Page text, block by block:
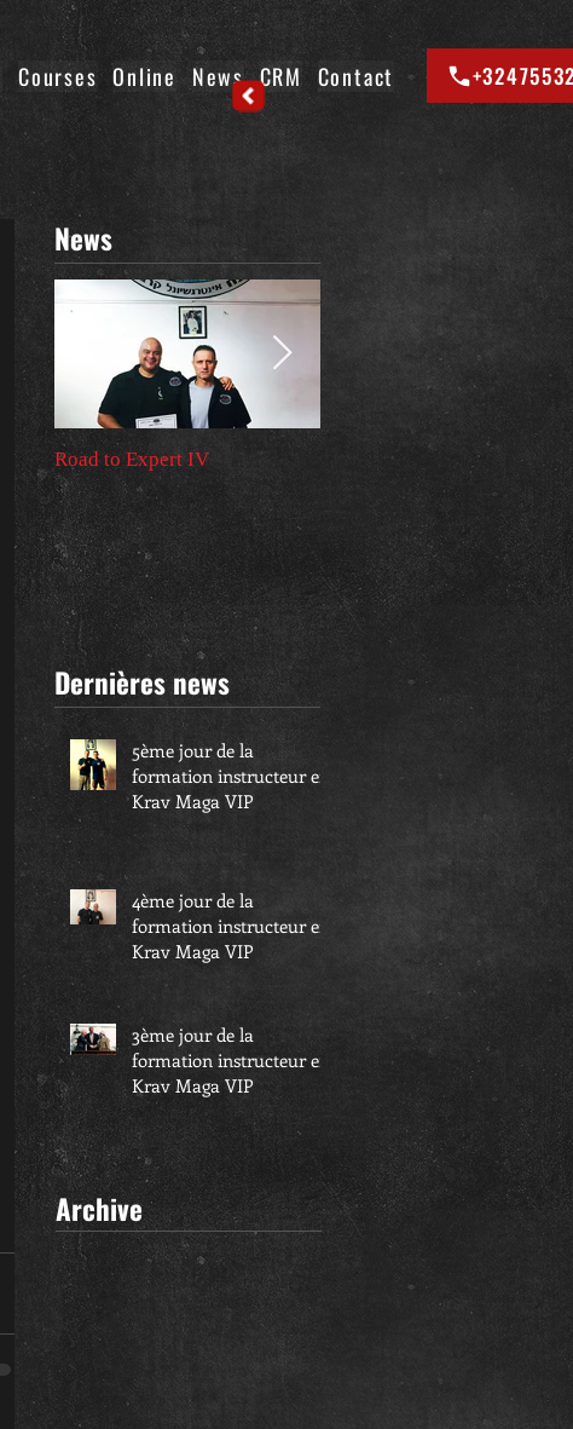
Courses Online News CRM Contact
News
Road to Expert IV
Premier voyage en Israel –
Stage instructeurs VIP
Dernières news
5ème jour de la
formation instructeur en
Krav Maga VIP
4ème jour de la
formation instructeur en
Krav Maga VIP
3ème jour de la
formation instructeur en
Krav Maga VIP
Archive